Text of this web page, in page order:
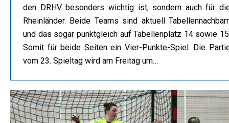
den DRHV besonders wichtig ist, sondern auch für
Rheinländer. Beide Teams sind aktuell
und das sogar punktgleich auf Tabellenplatz 14 sowie
Somit für beide Seiten ein Vier-Punkte-Spiel. Die
vom 23. Spieltag wird am Freitag um…